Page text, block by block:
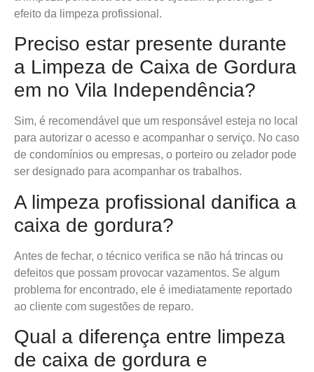
efeito da limpeza profissional.
Preciso estar presente durante
a Limpeza de Caixa de Gordura
em no Vila Independência?
Sim, é recomendável que um responsável esteja no local
para autorizar o acesso e acompanhar o serviço. No caso
de condomínios ou empresas, o porteiro ou zelador pode
ser designado para acompanhar os trabalhos.
A limpeza profissional danifica a
caixa de gordura?
Antes de fechar, o técnico verifica se não há trincas ou
defeitos que possam provocar vazamentos. Se algum
problema for encontrado, ele é imediatamente reportado
ao cliente com sugestões de reparo.
Qual a diferença entre limpeza
de caixa de gordura e